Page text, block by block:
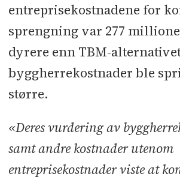
entreprisekostnadene for
sprengning var 277
dyrere enn TBM-
byggherrekostnader ble
større.
«Deres vurdering av
samt andre kostnader utenom
entreprisekostnader viste at